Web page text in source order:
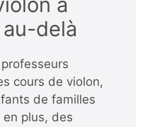
delà
cours de violon,
de familles
plus, des